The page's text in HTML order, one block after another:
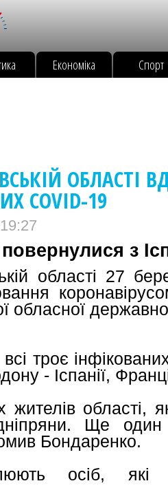
Економіка Спорт
ОБЛАСТІ
COVID-19
з
області 27
обласної
троє
- Іспанії,
області,
Ще один
Бондаренко.
осіб, які